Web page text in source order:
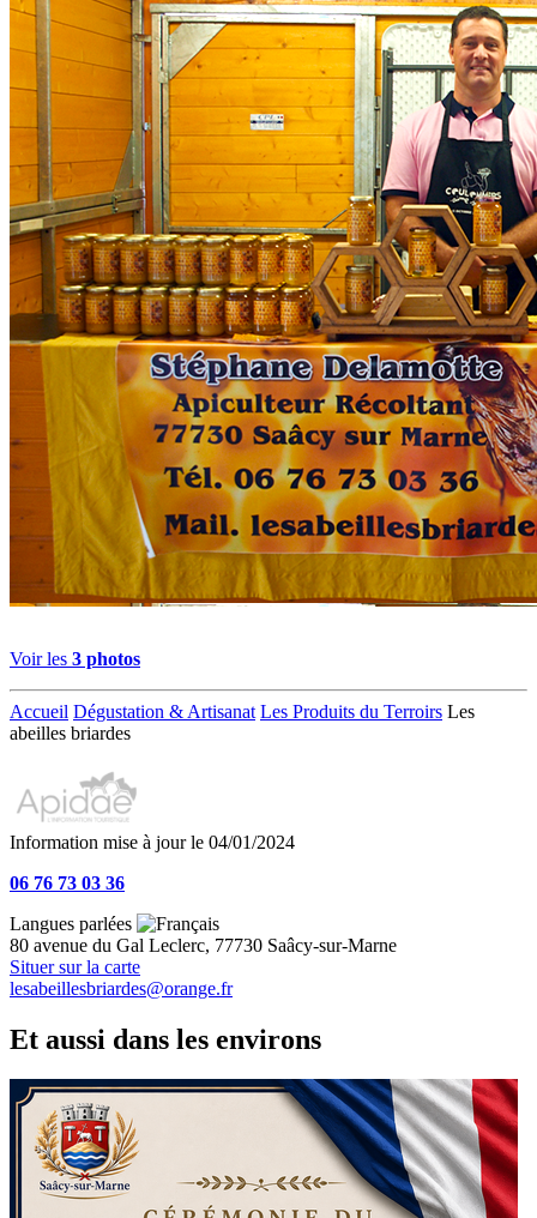
Voir les 3 photos
Accueil Dégustation & Artisanat Les Produits du Terroirs Les
abeilles briardes
Information mise à jour le 04/01/2024
06 76 73 03 36
Langues parlées
80 avenue du Gal Leclerc, 77730 Saâcy-sur-Marne
Situer sur la carte
lesabeillesbriardes@orange.fr
Et aussi dans les environs